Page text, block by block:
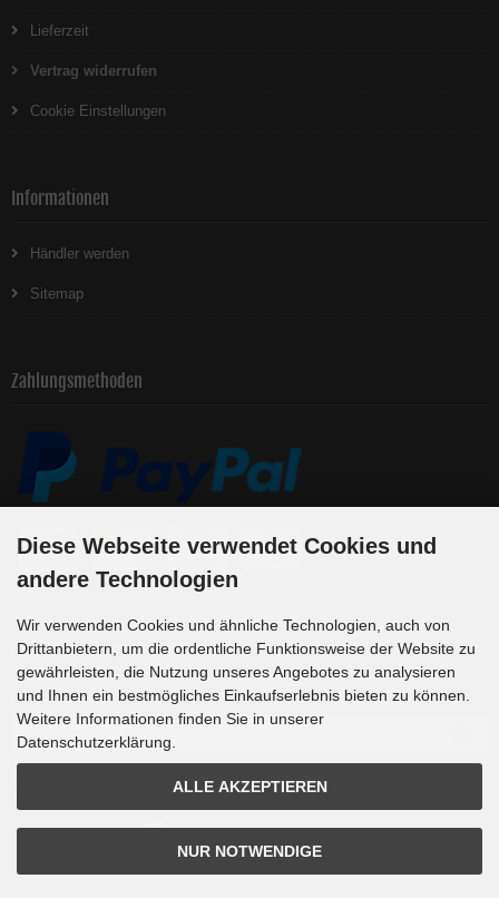
Lieferzeit
Vertrag widerrufen
Cookie Einstellungen
Informationen
Händler werden
Sitemap
Zahlungsmethoden
Newsletter-Anmeldung
E-Mail-Adresse:
Der Newsletter kann jederzeit hier oder in Ihrem Kundenkonto abbestellt
Diese Webseite verwendet Cookies und
andere Technologien
Wir verwenden Cookies und ähnliche Technologien, auch von
Drittanbietern, um die ordentliche Funktionsweise der Website zu
gewährleisten, die Nutzung unseres Angebotes zu analysieren
und Ihnen ein bestmögliches Einkaufserlebnis bieten zu können.
Weitere Informationen finden Sie in unserer
Datenschutzerklärung.
ALLE AKZEPTIEREN
NUR NOTWENDIGE